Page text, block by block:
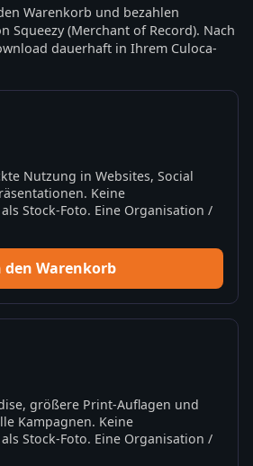
Warenkorb und bezahlen
Squeezy (Merchant of Record). Nach
dauerhaft in Ihrem Culoca-
Nutzung in Websites, Social
Keine
Stock-Foto. Eine Organisation /
den Warenkorb
größere Print-Auflagen und
Kampagnen. Keine
Stock-Foto. Eine Organisation /